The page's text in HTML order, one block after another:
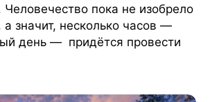
пока не изобрело
значит, несколько часов —
день — придётся провести